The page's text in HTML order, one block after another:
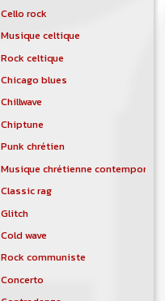
Cello rock
Musique celtique
Rock celtique
Chicago blues
Chillwave
Chiptune
Punk chrétien
Musique chrétienne
Classic rag
Glitch
Cold wave
Rock communiste
Concerto